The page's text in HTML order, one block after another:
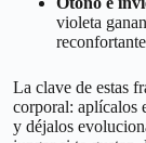
violeta
La clave de estas
corporal: aplícalos
y déjalos